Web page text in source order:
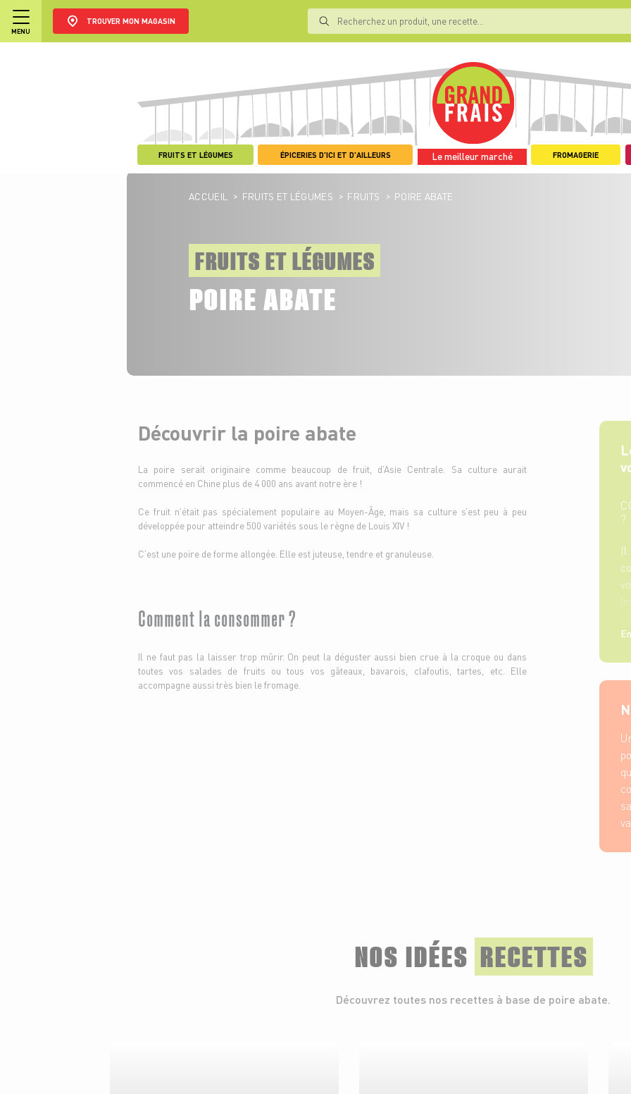
MENU
TROUVER MON MAGASIN
FRUITS ET LÉGUMES ÉPICERIES D'ICI ET D'AILLEURS Le meilleur marché FROMAGERIE
ACCUEIL > FRUITS ET LÉGUMES > FRUITS > POIRE ABATE
FRUITS ET LÉGUMES
POIRE ABATE
?
Il
Découvrir la poire abate
La poire serait originaire comme beaucoup de fruit, d’Asie Centrale. Sa culture aurait
commencé en Chine plus de 4 000 ans avant notre ère !
Ce fruit n’était pas spécialement populaire au Moyen-Âge, mais sa culture s’est peu à peu
développée pour atteindre 500 variétés sous le règne de Louis XIV !
C’est une poire de forme allongée. Elle est juteuse, tendre et granuleuse.
Comment la consommer ?
Il ne faut pas la laisser trop mûrir. On peut la déguster aussi bien crue à la croque ou dans
toutes vos salades de fruits ou tous vos gâteaux, bavarois, clafoutis, tartes, etc. Elle
accompagne aussi très bien le fromage.
NOS IDÉES RECETTES
Découvrez toutes nos recettes à base de poire abate.